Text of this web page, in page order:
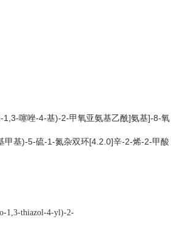
-1,3-噻唑-4-基)-2-甲氧亚氨基乙酰]氨基]-8-氧
甲基)-5-硫-1-氮杂双环[4.2.0]辛-2-烯-2-甲酸
1,3-thiazol-4-yl)-2-